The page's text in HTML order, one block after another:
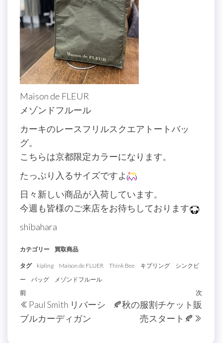
Maison de FLEUR
メゾンドフルール
カーキのレースフリルスクエアトートバッ
グ。
こちらは京都限定カラーになります。
たっぷり入るサイズですよ
日々新しい商品が入荷しています。
今週も皆様のご来店をお待ちしております
shibahara
カテゴリー 買取商品
タグ kipling Maison de FLUER Think Bee キプリング
シンクビ
ー
バッグ メゾンドフルール
投
稿
ナ
過
去
の
前
Paul Smith リバーシ
ブルカーディガン
次
次
🍂秋の服割チケット販
売スタート🍂